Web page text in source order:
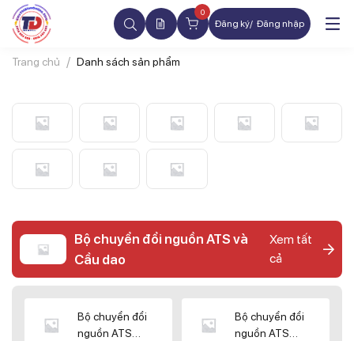
0
Đăng ký Đăng nhập
Trang chủ Danh sách sản phẩm
Bộ chuyển đổi nguồn ATS và
Cầu dao
Xem tất
cả
Bộ chuyển đổi
nguồn ATS
Bộ chuyển đổi
nguồn ATS